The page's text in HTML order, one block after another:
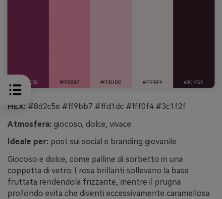
HEX: #8d2c5e #ff9bb7 #ffd1dc #fff0f4 #3c1f2f
Atmosfera: giocoso, dolce, vivace
Ideale per: post sui social e branding giovanile
Giocoso e dolce, come palline di sorbetto in una
coppetta di vetro. I rosa brillanti sollevano la base
fruttata rendendola frizzante, mentre il prugna
profondo evita che diventi eccessivamente caramellosa.